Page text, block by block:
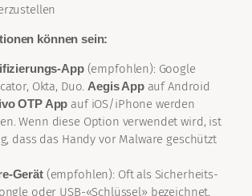
können sein:
App(empfohlen): Google
Okta, Duo.Aegis Appauf Android
OTP App auf iOS/iPhone werden
Wenn diese Option verwendet wird, ist
dass das Handy vor Malware geschützt
Gerät(empfohlen): Oft als Sicherheits-
oder USB-«Schlüssel» bezeichnet,